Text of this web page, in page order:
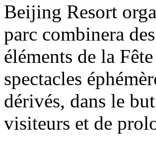
Beijing Resort
parc combinera
éléments de la
spectacles
dérivés, dans le
visiteurs et de